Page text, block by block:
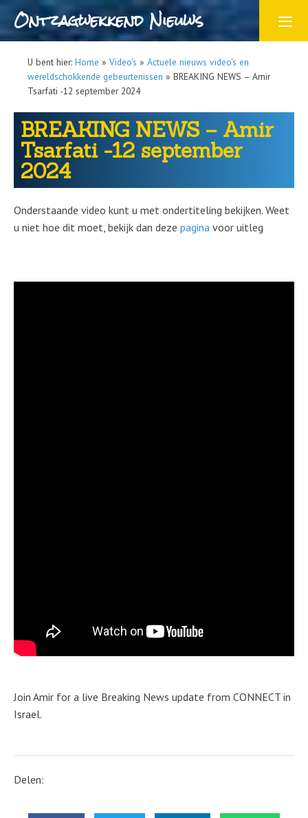
Ontzagwekkend Nieuws
U bent hier: Home » Video's » Actuele nieuws video's en
wereldschokkende gebeurtenissen » BREAKING NEWS – Amir
Tsarfati -12 september 2024
BREAKING NEWS – Amir
Tsarfati -12 september
2024
Onderstaande video kunt u met ondertiteling bekijken. Weet
u niet hoe dit moet, bekijk dan deze pagina voor uitleg
Join Amir for a live Breaking News update from CONNECT in
Israel.
Delen: